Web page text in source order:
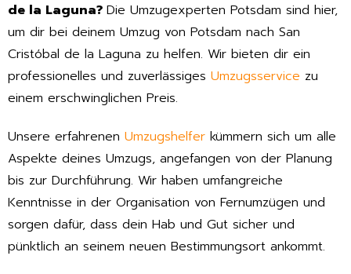
de la Laguna? Die Umzugexperten Potsdam sind hier,
um dir bei deinem Umzug von Potsdam nach San
Cristóbal de la Laguna zu helfen. Wir bieten dir ein
professionelles und zuverlässiges Umzugsservice zu
einem erschwinglichen Preis.
Unsere erfahrenen Umzugshelfer kümmern sich um alle
Aspekte deines Umzugs, angefangen von der Planung
bis zur Durchführung. Wir haben umfangreiche
Kenntnisse in der Organisation von Fernumzügen und
sorgen dafür, dass dein Hab und Gut sicher und
pünktlich an seinem neuen Bestimmungsort ankommt.